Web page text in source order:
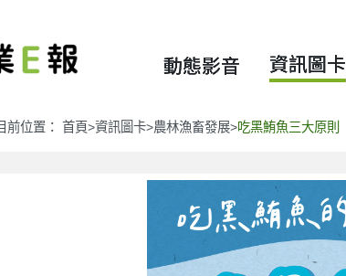
動態影音 資訊圖卡
前位置： 首頁>資訊圖卡>農林漁畜發展>吃黑鮪魚三大原則